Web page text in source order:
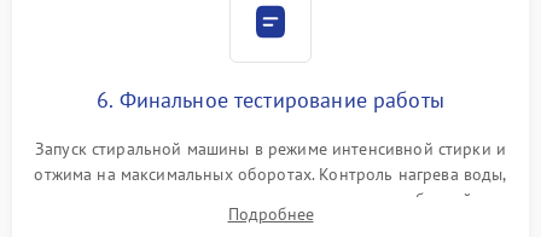
6. Финальное тестирование работы
Запуск стиральной машины в режиме интенсивной стирки и
отжима на максимальных оборотах. Контроль нагрева воды,
корректности слива, отсутствия излишних вибраций,
посторонних стуков и протечек под корпусом.
Подробнее